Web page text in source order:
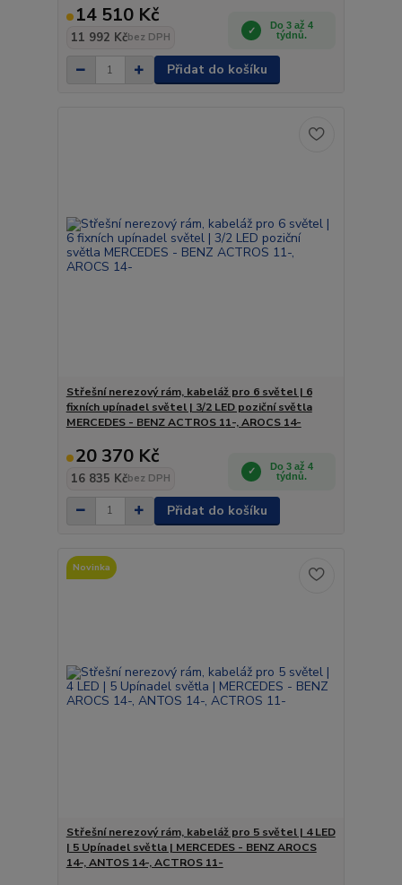
14 510 Kč
11 992 Kčbez DPH
Do 3 až 4
týdnů.
Přidat do košíku
Střešní nerezový rám, kabeláž pro 6 světel | 6
fixních upínadel světel | 3/2 LED poziční světla
MERCEDES - BENZ ACTROS 11-, AROCS 14-
20 370 Kč
16 835 Kčbez DPH
Do 3 až 4
týdnů.
Přidat do košíku
Novinka
Střešní nerezový rám, kabeláž pro 5 světel | 4 LED
| 5 Upínadel světla | MERCEDES - BENZ AROCS
14-, ANTOS 14-, ACTROS 11-